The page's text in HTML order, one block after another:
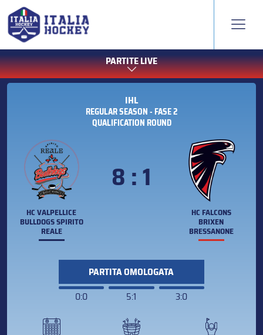
PARTITE LIVE
IHL
REGULAR SEASON - FASE 2
QUALIFICATION ROUND
HC VALPELLICE
BULLDOGS SPIRITO
REALE
8 : 1
HC FALCONS
BRIXEN
BRESSANONE
PARTITA OMOLOGATA
0:0
5:1 3:0